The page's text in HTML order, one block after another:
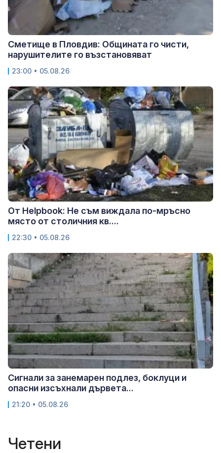
Сметище в Пловдив: Общината го чисти,
нарушителите го възстановяват
23:00 • 05.08.26
От Helpbook: Не съм виждала по-мръсно
място от столичния кв....
22:30 • 05.08.26
Сигнали за занемарен подлез, боклуци и
опасни изсъхнали дървета...
21:20 • 05.08.26
Четени